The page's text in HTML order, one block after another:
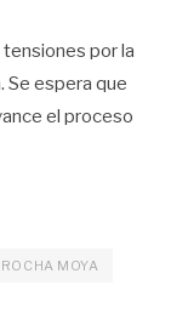
por la
Se espera que
el proceso
MOYA